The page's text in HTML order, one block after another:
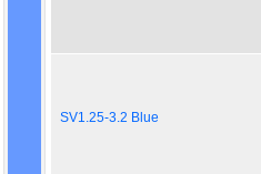
SV1.25-3.2 Blue